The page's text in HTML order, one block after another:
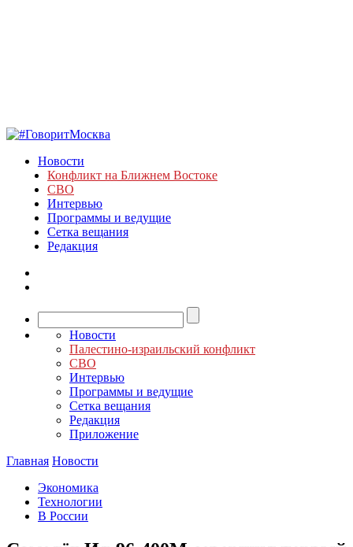
Новости
Конфликт на Ближнем Востоке
СВО
Интервью
Программы и ведущие
Сетка вещания
Редакция
Новости
Палестино-израильский конфликт
СВО
Интервью
Программы и ведущие
Сетка вещания
Редакция
Приложение
Главная Новости
Экономика
Технологии
В России